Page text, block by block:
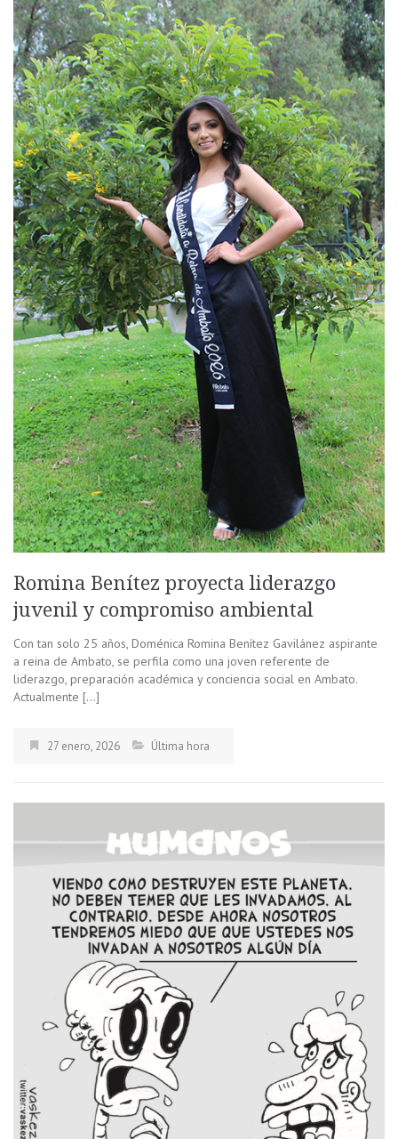
Romina Benítez proyecta liderazgo
juvenil y compromiso ambiental
Con tan solo 25 años, Doménica Romina Benítez Gavilánez aspirante
a reina de Ambato, se perfila como una joven referente de
liderazgo, preparación académica y conciencia social en Ambato.
Actualmente […]
27 enero, 2026 Última hora